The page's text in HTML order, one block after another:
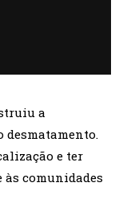
a
desmatamento.
e ter
às comunidades